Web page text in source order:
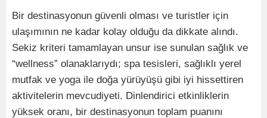
Bir destinasyonun güvenli olması ve turistler için
ulaşımının ne kadar kolay olduğu da dikkate alındı.
Sekiz kriteri tamamlayan unsur ise sunulan sağlık ve
“wellness” olanaklarıydı; spa tesisleri, sağlıklı yerel
mutfak ve yoga ile doğa yürüyüşü gibi iyi hissettiren
aktivitelerin mevcudiyeti. Dinlendirici etkinliklerin
yüksek oranı, bir destinasyonun toplam puanını